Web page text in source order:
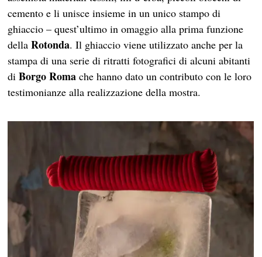
cemento e li unisce insieme in un unico stampo di
ghiaccio – quest’ultimo in omaggio alla prima funzione
dellaRotonda. Il ghiaccio viene utilizzato anche per la
stampa di una serie di ritratti fotografici di alcuni abitanti
diBorgo Roma che hanno dato un contributo con le loro
testimonianze alla realizzazione della mostra.